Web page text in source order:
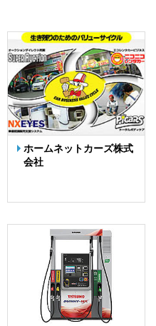
ホームネットカーズ株式
会社